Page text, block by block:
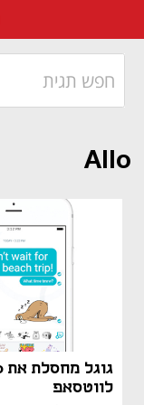
Allo
לווטסאפ